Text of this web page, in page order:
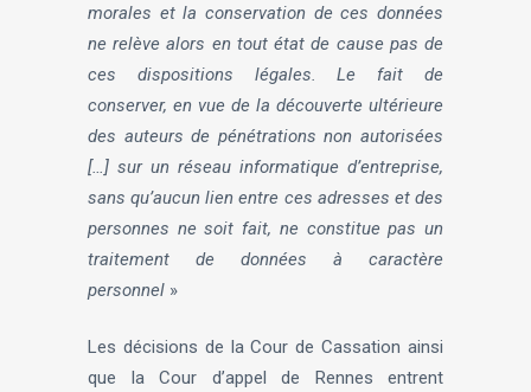
morales et la conservation de ces données
ne relève alors en tout état de cause pas de
ces dispositions légales. Le fait de
conserver, en vue de la découverte ultérieure
des auteurs de pénétrations non autorisées
[…] sur un réseau informatique d’entreprise,
sans qu’aucun lien entre ces adresses et des
personnes ne soit fait, ne constitue pas un
traitement de données à caractère
personnel »
Les décisions de la Cour de Cassation ainsi
que la Cour d’appel de Rennes entrent